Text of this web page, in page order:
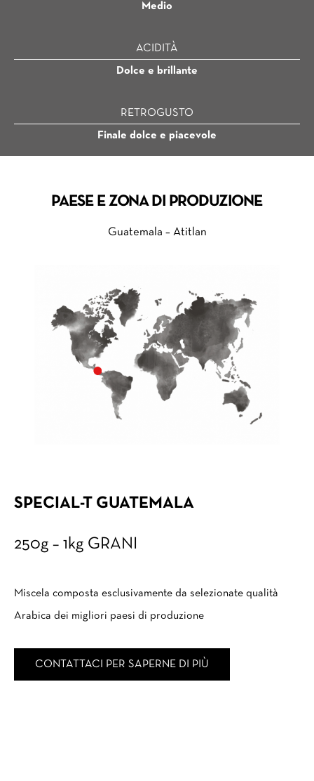
Medio
ACIDITÀ
Dolce e brillante
RETROGUSTO
Finale dolce e piacevole
PAESE E ZONA DI PRODUZIONE
Guatemala – Atitlan
SPECIAL-T GUATEMALA
250g – 1kg GRANI
Miscela composta esclusivamente da selezionate qualità
Arabica dei migliori paesi di produzione
CONTATTACI PER SAPERNE DI PIÙ